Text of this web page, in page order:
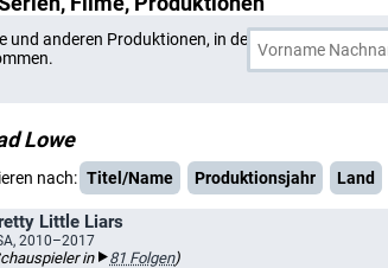
und anderen Produktionen, in denen Chad Lowe
Lowe
nach: Titel/Name Produktionsjahr Land
Little Liars
2010–2017
in 81 Folgen)